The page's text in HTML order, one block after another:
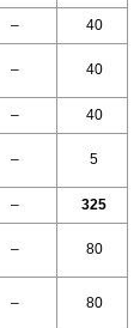
– 40
– 40
– 40
– 5
– 325
– 80
– 80